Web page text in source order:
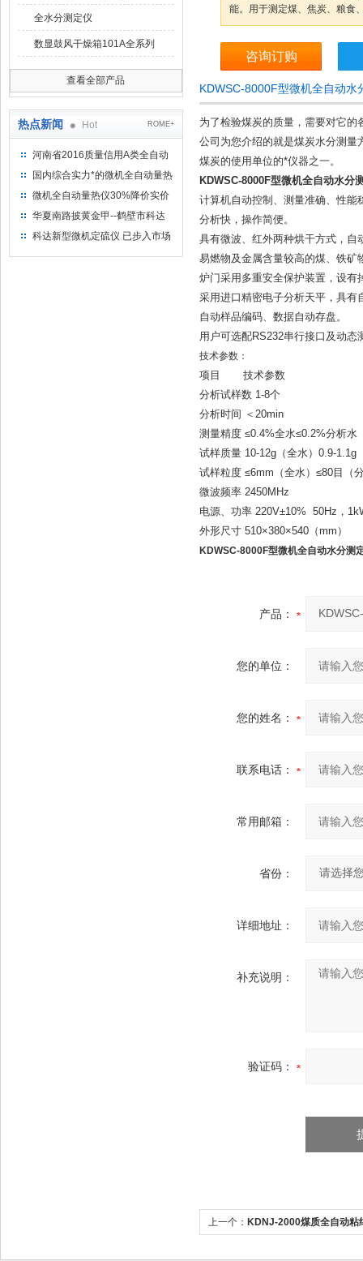
全水分测定仪
数显鼓风干燥箱101A全系列
查看全部产品
热点新闻 Hot ROME+
河南省2016质量信用A类全自动
量热仪
国内综合实力*的微机全自动量热
仪制造企业
微机全自动量热仪30%降价实价
出售
华夏南路披黄金甲--鹤壁市科达
仪器仪表有限公司
科达新型微机定硫仪 已步入市场
能。用于测定煤、焦炭、粮食
咨询订购
KDWSC-8000F型微机全自动水
为了检验煤炭的质量，需要对它
公司为您介绍的就是煤炭水分测量
煤炭的使用单位的*仪器之一。
KDWSC-8000F型微机全自动水分
计算机自动控制、测量准确、性能
分析快，操作简便。
具有微波、红外两种烘干方式，自
易燃物及金属含量较高的煤、铁矿
炉门采用多重安全保护装置，设有
采用进口精密电子分析天平，具有
自动样品编码、数据自动存盘。
用户可选配RS232串行接口及动
技术参数：
项目 技术参数
分析试样数 1-8个
分析时间 ＜20min
测量精度 ≤0.4%全水≤0.2%分析水
试样质量 10-12g（全水）0.9-1.1g
试样粒度 ≤6mm（全水）≤80目（
微波频率 2450MHz
电源、功率 220V±10% 50Hz，
外形尺寸 510×380×540（mm）
KDWSC-8000F型微机全自动水分测
产品：
您的单位：
您的姓名：
联系电话：
常用邮箱：
省份：
详细地址：
补充说明：
验证码：
上一个： KDNJ-2000煤质全自动粘